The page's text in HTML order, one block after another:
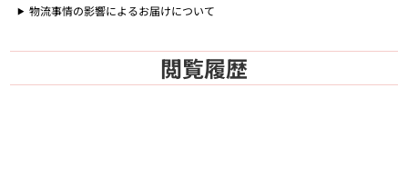
物流事情の影響によるお届けについて
閲覧履歴